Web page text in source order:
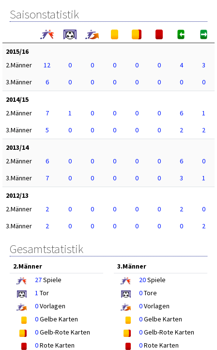
Saisonstatistik
2015/16
2.Männer
12 0 0 0 0 0 4
3
3.Männer
6 0 0 0 0 0 0
0
2014/15
2.Männer
7 1 0 0 0 0 6
1
3.Männer
5 0 0 0 0 0 2
2
2013/14
2.Männer
6 0 0 0 0 0 6
0
3.Männer
7 0 0 0 0 0 3
1
2012/13
2.Männer
2 0 0 0 0 0 2
0
3.Männer
2 0 0 0 0 0 0 2
Gesamtstatistik
2.Männer
27Spiele
1 Tor
0Vorlagen
0Gelbe Karten
0Gelb-Rote Karten
0Rote Karten
3.Männer
20Spiele
0Tore
0Vorlagen
0Gelbe Karten
0Gelb-Rote Karten
0Rote Karten